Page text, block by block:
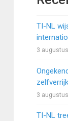
TI-NL
3
3
TI-NL